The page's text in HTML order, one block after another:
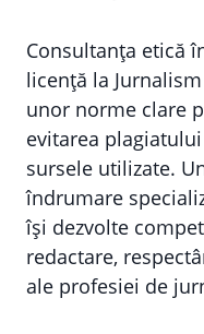
Consultanța etică
licență la
unor norme clare
evitarea
sursele utilizate.
îndrumare
își dezvolte
redactare,
ale profesiei de